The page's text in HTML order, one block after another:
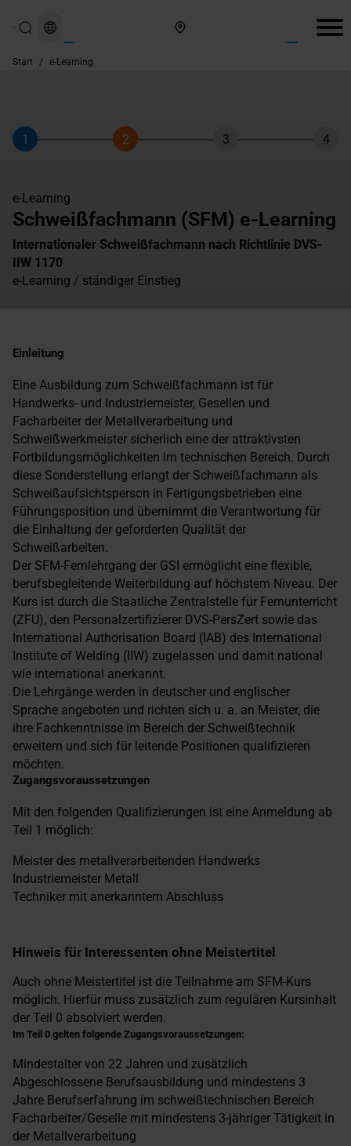
Start / e-Learning
Schritt
1
Schritt
2
Schritt
3 4
e-Learning
Schweißfachmann (SFM) e-Learning
Internationaler Schweißfachmann nach Richtlinie DVS-
IIW 1170
e-Learning / ständiger Einstieg
Einleitung
Eine Ausbildung zum Schweißfachmann ist für
Handwerks- und Industriemeister, Gesellen und
Facharbeiter der Metallverarbeitung und
Schweißwerkmeister sicherlich eine der attraktivsten
Fortbildungsmöglichkeiten im technischen Bereich. Durch
diese Sonderstellung erlangt der Schweißfachmann als
Schweißaufsichtsperson in Fertigungsbetrieben eine
Führungsposition und übernimmt die Verantwortung für
die Einhaltung der geforderten Qualität der
Schweißarbeiten.
Der SFM-Fernlehrgang der GSI ermöglicht eine flexible,
berufsbegleitende Weiterbildung auf höchstem Niveau. Der
Kurs ist durch die Staatliche Zentralstelle für Fernunterricht
(ZFU), den Personalzertifizierer DVS-PersZert sowie das
International Authorisation Board (IAB) des International
Institute of Welding (IIW) zugelassen und damit national
wie international anerkannt.
Die Lehrgänge werden in deutscher und englischer
Sprache angeboten und richten sich u. a. an Meister, die
ihre Fachkenntnisse im Bereich der Schweißtechnik
erweitern und sich für leitende Positionen qualifizieren
möchten.
Zugangsvoraussetzungen
Mit den folgenden Qualifizierungen ist eine Anmeldung ab
Teil 1 möglich:
Meister des metallverarbeitenden Handwerks
Industriemeister Metall
Techniker mit anerkanntem Abschluss
Hinweis für Interessenten ohne Meistertitel
Auch ohne Meistertitel ist die Teilnahme am SFM-Kurs
möglich. Hierfür muss zusätzlich zum regulären Kursinhalt
der Teil 0 absolviert werden.
Im Teil 0 gelten folgende Zugangsvoraussetzungen:
Mindestalter von 22 Jahren und zusätzlich
Abgeschlossene Berufsausbildung und mindestens 3
Jahre Berufserfahrung im schweißtechnischen Bereich
Facharbeiter/Geselle mit mindestens 3-jähriger Tätigkeit in
der Metallverarbeitung